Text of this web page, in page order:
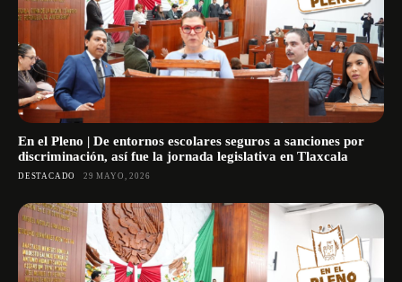
En el Pleno | De entornos escolares seguros a sanciones por
discriminación, así fue la jornada legislativa en Tlaxcala
DESTACADO 29 MAYO, 2026